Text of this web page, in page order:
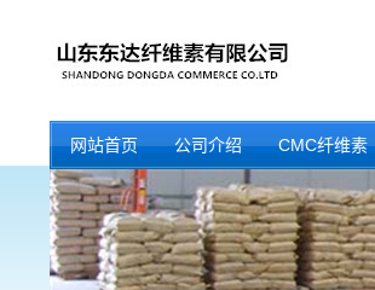
网站首页 公司介绍 CMC纤维素